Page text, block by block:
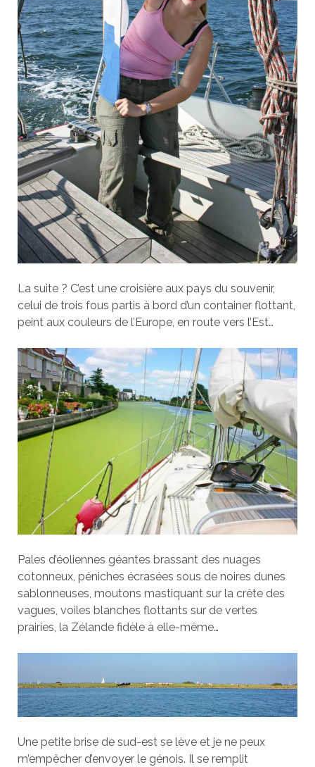
La suite ? C’est une croisière aux pays du souvenir,
celui de trois fous partis à bord d’un container flottant,
peint aux couleurs de l’Europe, en route vers l’Est…
Pales d’éoliennes géantes brassant des nuages
cotonneux, péniches écrasées sous de noires dunes
sablonneuses, moutons mastiquant sur la crête des
vagues, voiles blanches flottants sur de vertes
prairies, la Zélande fidèle à elle-même…
Une petite brise de sud-est se lève et je ne peux
m’empêcher d’envoyer le génois. Il se remplit